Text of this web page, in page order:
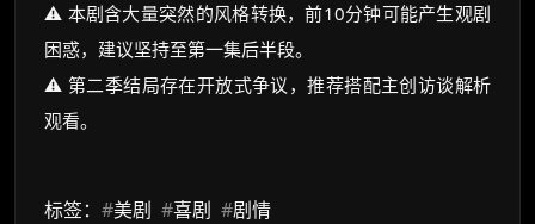
⚠️ 本剧含大量突然的风格转换，前10分钟可能产生观剧
困惑，建议坚持至第一集后半段。
⚠️ 第二季结局存在开放式争议，推荐搭配主创访谈解析
观看。
标签： #美剧 #喜剧 #剧情